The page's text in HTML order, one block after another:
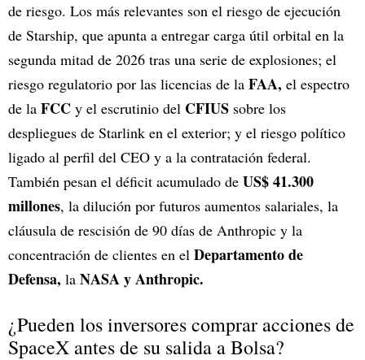
de riesgo. Los más relevantes son el riesgo de ejecución
de Starship, que apunta a entregar carga útil orbital en la
segunda mitad de 2026 tras una serie de explosiones; el
riesgo regulatorio por las licencias de la FAA, el espectro
de la FCC y el escrutinio del CFIUS sobre los
despliegues de Starlink en el exterior; y el riesgo político
ligado al perfil del CEO y a la contratación federal.
También pesan el déficit acumulado de US$ 41.300
millones, la dilución por futuros aumentos salariales, la
cláusula de rescisión de 90 días de Anthropic y la
concentración de clientes en el Departamento de
Defensa, la NASA y Anthropic.
¿Pueden los inversores comprar acciones de
SpaceX antes de su salida a Bolsa?